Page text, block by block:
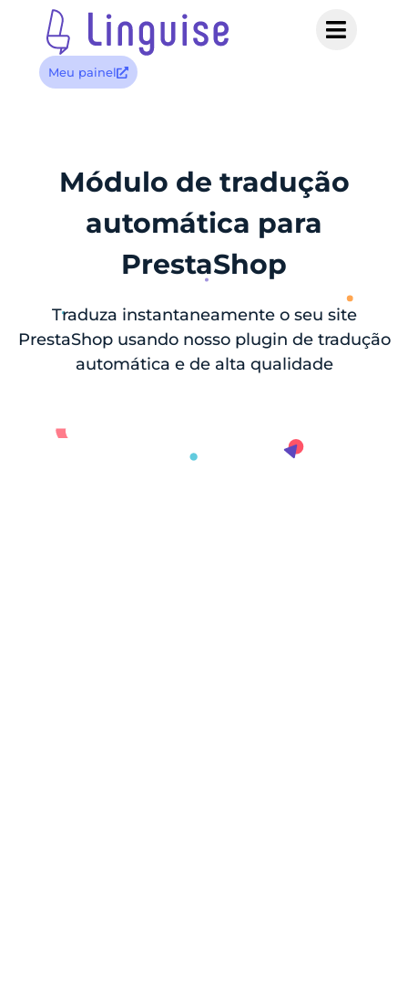
Meu painel
Módulo de tradução
automática para
PrestaShop
Traduza instantaneamente o seu site
PrestaShop usando nosso plugin de tradução
automática e de alta qualidade